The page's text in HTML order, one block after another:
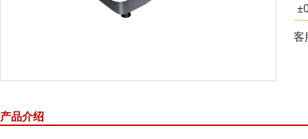
客
产品介绍